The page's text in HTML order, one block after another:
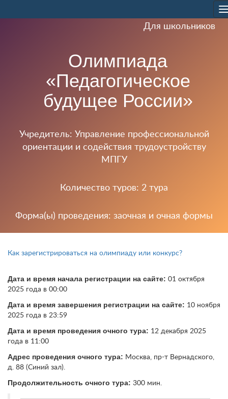
Для школьников
Олимпиада
«Педагогическое
будущее России»
Учредитель: Управление профессиональной
ориентации и содействия трудоустройству
МПГУ
Количество туров: 2 тура
Форма(ы) проведения: заочная и очная формы
Как зарегистрироваться на олимпиаду или конкурс?
Дата и время начала регистрации на сайте: 01 октября
2025 года в 00:00
Дата и время завершения регистрации на сайте: 10 ноября
2025 года в 23:59
Дата и время проведения очного тура: 12 декабря 2025
года в 11:00
Адрес проведения очного тура: Москва, пр-т Вернадского,
д. 88 (Синий зал).
Продолжительность очного тура: 300 мин.